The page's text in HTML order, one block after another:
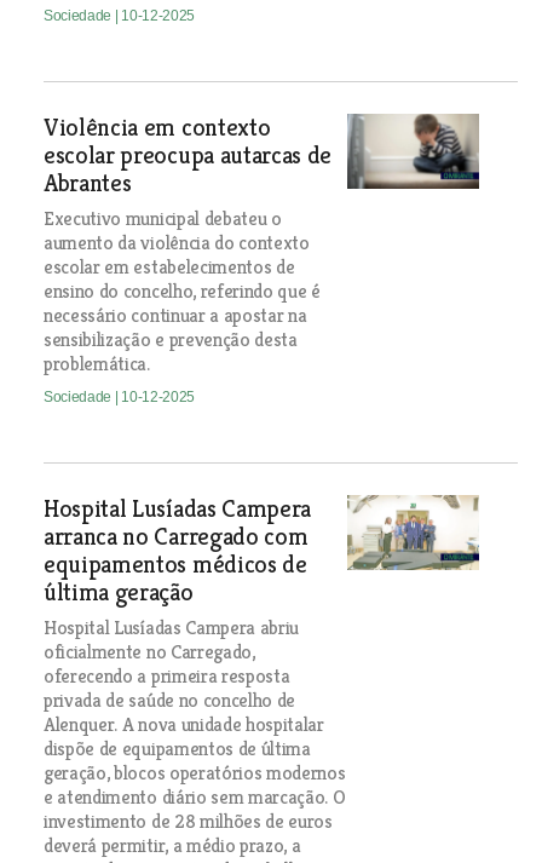
Sociedade | 10-12-2025
Violência em contexto
escolar preocupa autarcas de
Abrantes
Executivo municipal debateu o
aumento da violência do contexto
escolar em estabelecimentos de
ensino do concelho, referindo que é
necessário continuar a apostar na
sensibilização e prevenção desta
problemática.
Sociedade | 10-12-2025
Hospital Lusíadas Campera
arranca no Carregado com
equipamentos médicos de
última geração
Hospital Lusíadas Campera abriu
oficialmente no Carregado,
oferecendo a primeira resposta
privada de saúde no concelho de
Alenquer. A nova unidade hospitalar
dispõe de equipamentos de última
geração, blocos operatórios modernos
e atendimento diário sem marcação. O
investimento de 28 milhões de euros
deverá permitir, a médio prazo, a